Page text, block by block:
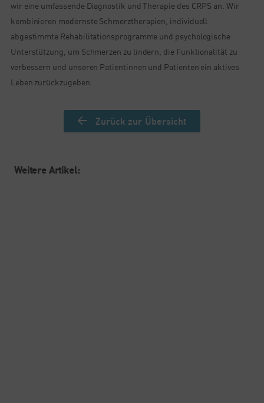
wir eine umfassende Diagnostik und Therapie des CRPS an. Wir
kombinieren modernste Schmerztherapien, individuell
abgestimmte Rehabilitationsprogramme und psychologische
Unterstützung, um Schmerzen zu lindern, die Funktionalität zu
verbessern und unseren Patientinnen und Patienten ein aktives
Leben zurückzugeben.
Zurück zur Übersicht
Weitere Artikel: